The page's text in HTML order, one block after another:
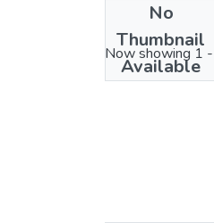
No
Thumbnail
Available
License
Now showing 1